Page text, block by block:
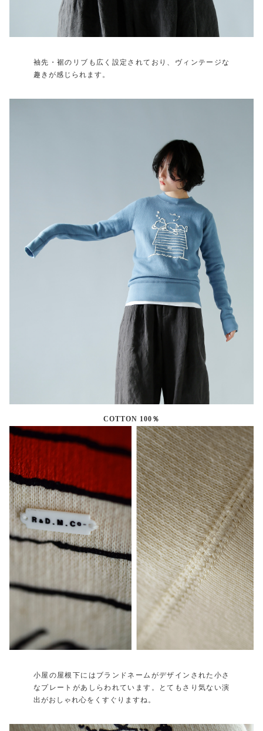
袖先・裾のリブも広く設定されており、ヴィンテージな
趣きが感じられます。
COTTON 100％
小屋の屋根下にはブランドネームがデザインされた小さ
なプレートがあしらわれています。とてもさり気ない演
出がおしゃれ心をくすぐりますね。